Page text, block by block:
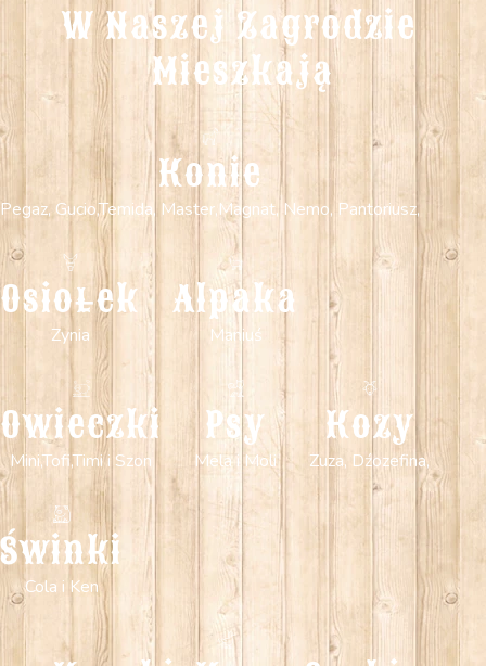
W Naszej Zagrodzie
Mieszkają
Konie
Pegaz, Gucio,Temida, Master,Magnat, Nemo, Pantoriusz,
Osiołek
Zynia
Alpaka
Maniuś
Owieczki
Mini,Tofi,Timi i Szon
Psy
Mela i Moli
Kozy
Zuza, Dźozefina,
Świnki
Cola i Ken